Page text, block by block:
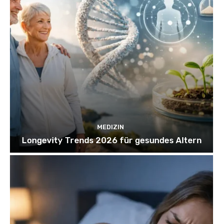
MEDIZIN
Longevity Trends 2026 für gesundes Altern